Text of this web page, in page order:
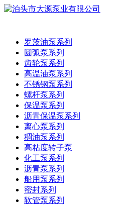
罗茨油泵系列
圆弧泵系列
齿轮泵系列
高温油泵系列
不锈钢泵系列
螺杆泵系列
保温泵系列
沥青保温泵系列
离心泵系列
稠油泵系列
高粘度转子泵
化工泵系列
沥青泵系列
船用泵系列
密封系列
软管泵系列